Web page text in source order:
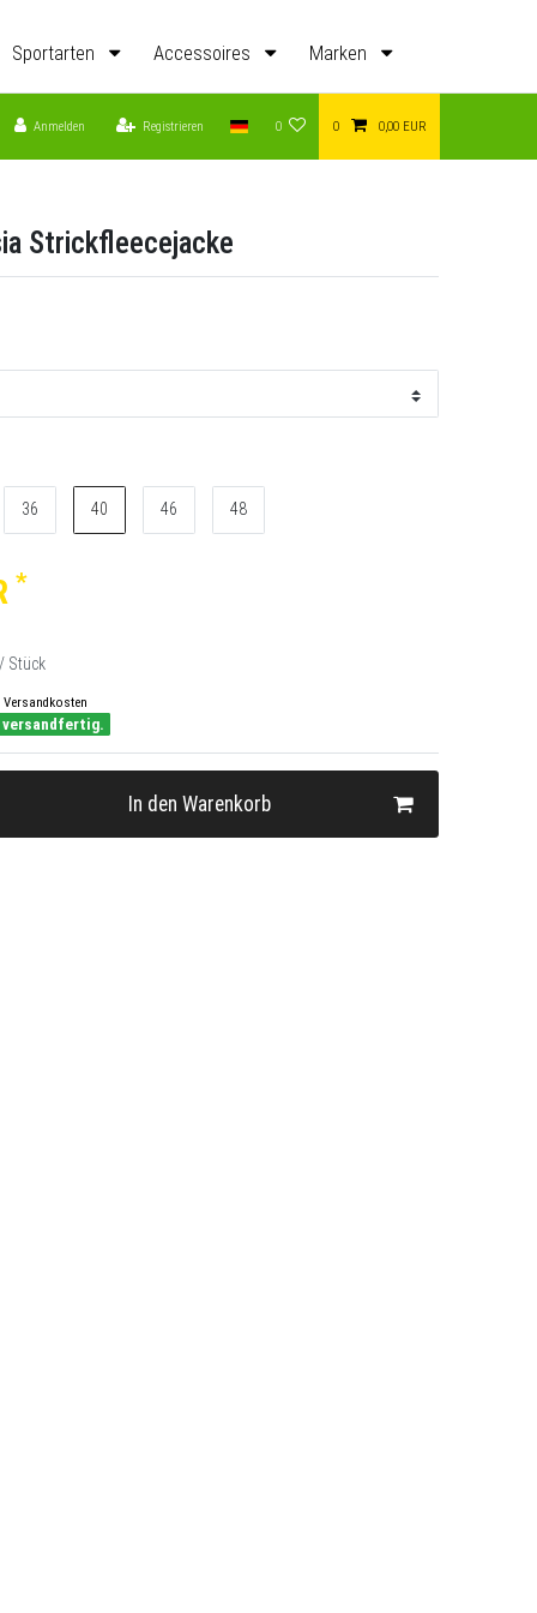
Sportarten Accessoires Marken
Anmelden Registrieren 0 0 0,00 EUR
Strickfleecejacke
36 40 46 48
*
Stück
Versandkosten
versandfertig.
In den Warenkorb